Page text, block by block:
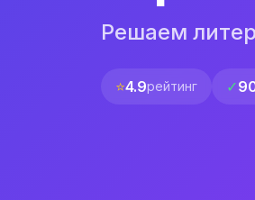
Решаем
⭐4.9рейтинг ✓